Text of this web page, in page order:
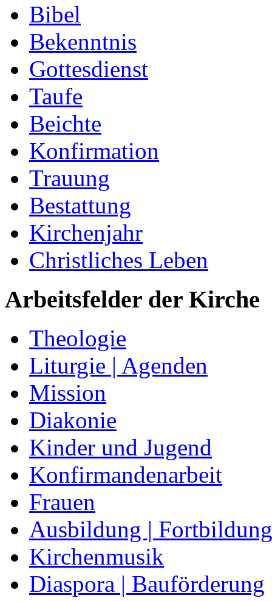
Bibel
Bekenntnis
Gottesdienst
Taufe
Beichte
Konfirmation
Trauung
Bestattung
Kirchenjahr
Christliches Leben
Arbeitsfelder der Kirche
Theologie
Liturgie | Agenden
Mission
Diakonie
Kinder und Jugend
Konfirmandenarbeit
Frauen
Ausbildung | Fortbildung
Kirchenmusik
Diaspora | Bauförderung